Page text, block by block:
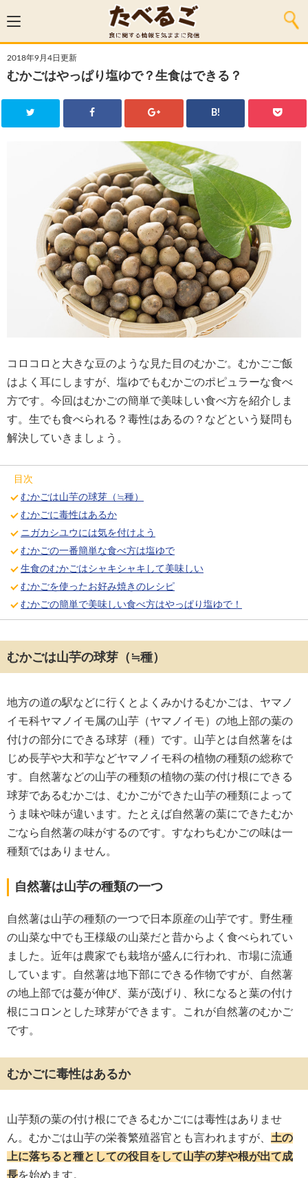
2018年9月4日更新
むかごはやっぱり塩ゆで？生食はできる？
B!
コロコロと大きな豆のような見た目のむかご。むかごご飯
はよく耳にしますが、塩ゆでもむかごのポピュラーな食べ
方です。今回はむかごの簡単で美味しい食べ方を紹介しま
す。生でも食べられる？毒性はあるの？などという疑問も
解決していきましょう。
目次
むかごは山芋の球芽（≒種）
むかごに毒性はあるか
ニガカシユウには気を付けよう
むかごの一番簡単な食べ方は塩ゆで
生食のむかごはシャキシャキして美味しい
むかごを使ったお好み焼きのレシピ
むかごの簡単で美味しい食べ方はやっぱり塩ゆで！
むかごは山芋の球芽（≒種）
地方の道の駅などに行くとよくみかけるむかごは、ヤマノ
イモ科ヤマノイモ属の山芋（ヤマノイモ）の地上部の葉の
付けの部分にできる球芽（種）です。山芋とは自然薯をは
じめ長芋や大和芋などヤマノイモ科の植物の種類の総称で
す。自然薯などの山芋の種類の植物の葉の付け根にできる
球芽であるむかごは、むかごができた山芋の種類によって
うま味や味が違います。たとえば自然薯の葉にできたむか
ごなら自然薯の味がするのです。すなわちむかごの味は一
種類ではありません。
自然薯は山芋の種類の一つ
自然薯は山芋の種類の一つで日本原産の山芋です。野生種
の山菜な中でも王様級の山菜だと昔からよく食べられてい
ました。近年は農家でも栽培が盛んに行われ、市場に流通
しています。自然薯は地下部にできる作物ですが、自然薯
の地上部では蔓が伸び、葉が茂げり、秋になると葉の付け
根にコロンとした球芽ができます。これが自然薯のむかご
です。
むかごに毒性はあるか
山芋類の葉の付け根にできるむかごには毒性はありませ
ん。むかごは山芋の栄養繁殖器官とも言われますが、 土の
上に落ちると種としての役目をして山芋の芽や根が出て成
長を始めます。